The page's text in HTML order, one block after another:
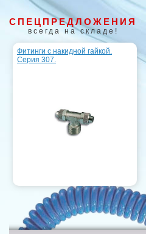
СПЕЦПРЕДЛОЖЕНИЯ
всегда на складе!
Фитинги с накидной гайкой.
Серия 307.